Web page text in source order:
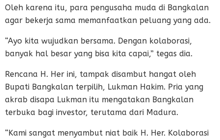
Oleh karena itu, para pengusaha muda di Bangkalan
agar bekerja sama memanfaatkan peluang yang ada.
“Ayo kita wujudkan bersama. Dengan kolaborasi,
banyak hal besar yang bisa kita capai,” tegas dia.
Rencana H. Her ini, tampak disambut hangat oleh
Bupati Bangkalan terpilih, Lukman Hakim. Pria yang
akrab disapa Lukman itu mengatakan Bangkalan
terbuka bagi investor, terutama dari Madura.
“Kami sangat menyambut niat baik H. Her. Kolaborasi